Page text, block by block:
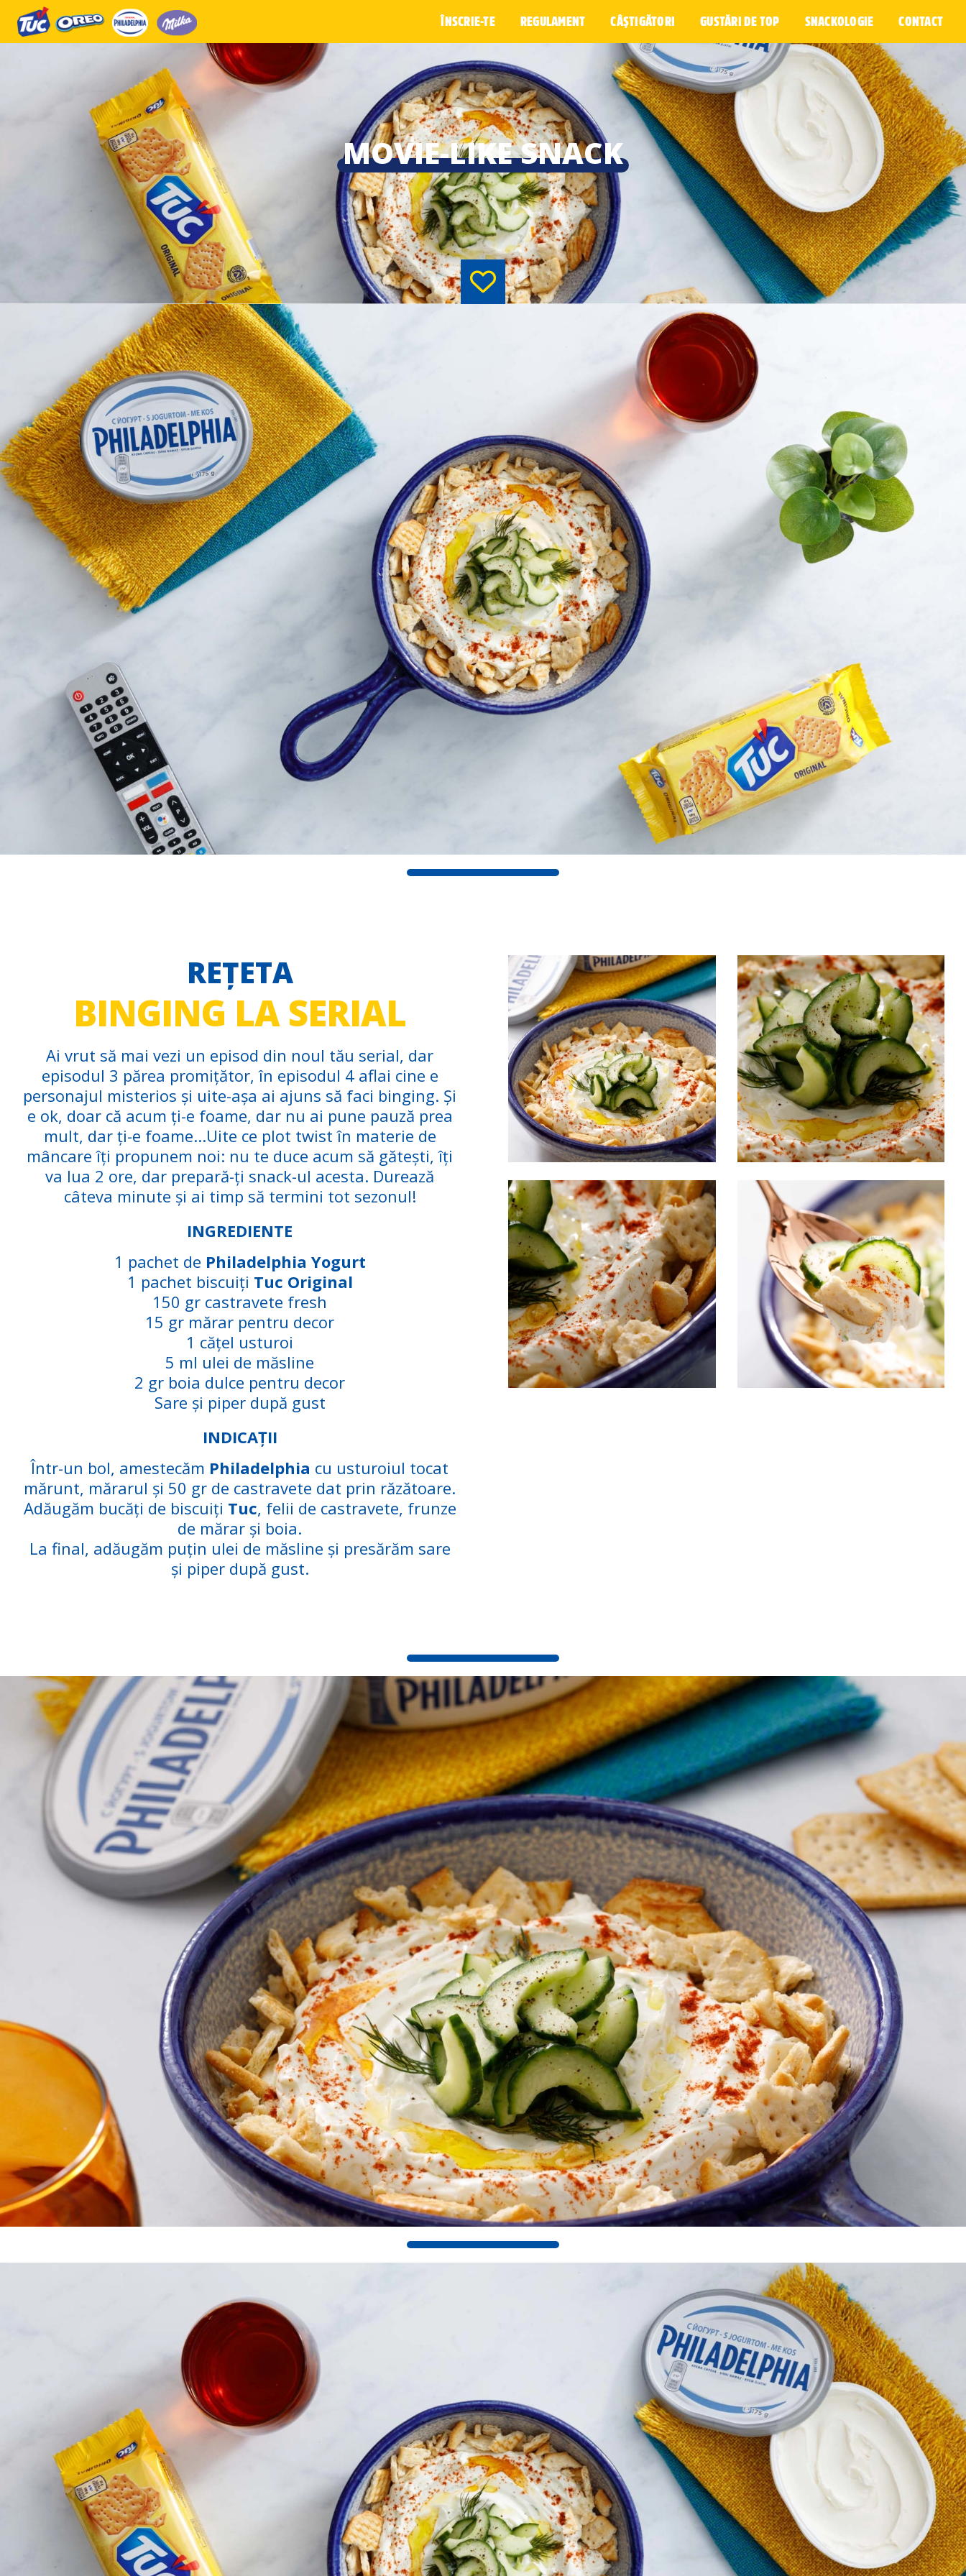
ÎNSCRIE-TE REGULAMENT CÂȘTIGĂTORI GUSTĂRI DE TOP SNACKOLOGIE CONTACT
MOVIE-LIKE SNACK
REȚETA
BINGING LA SERIAL
Ai vrut să mai vezi un episod din noul tău serial, dar
episodul 3 părea promițător, în episodul 4 aflai cine e
personajul misterios și uite-așa ai ajuns să faci binging. Și
e ok, doar că acum ți-e foame, dar nu ai pune pauză prea
mult, dar ți-e foame...Uite ce plot twist în materie de
mâncare îți propunem noi: nu te duce acum să gătești, îți
va lua 2 ore, dar prepară-ți snack-ul acesta. Durează
câteva minute și ai timp să termini tot sezonul!
INGREDIENTE
1 pachet de Philadelphia Yogurt
1 pachet biscuiți Tuc Original
150 gr castravete fresh
15 gr mărar pentru decor
1 cățel usturoi
5 ml ulei de măsline
2 gr boia dulce pentru decor
Sare și piper după gust
INDICAȚII
Într-un bol, amestecăm Philadelphia cu usturoiul tocat
mărunt, mărarul și 50 gr de castravete dat prin răzătoare.
Adăugăm bucăți de biscuiți Tuc, felii de castravete, frunze
de mărar și boia.
La final, adăugăm puțin ulei de măsline și presărăm sare
și piper după gust.